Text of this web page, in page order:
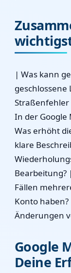
| Was kann
In der Google
Was erhöht
klare
Bearbeitung?
Fällen
Konto
Änderungen
Google
Deine